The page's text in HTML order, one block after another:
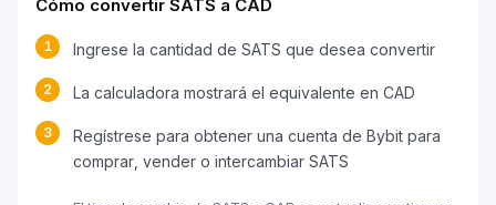
Cómo convertir SATS a CAD
1 Ingrese la cantidad de SATS que desea convertir
2 La calculadora mostrará el equivalente en CAD
3
Regístrese para obtener una cuenta de Bybit para
comprar, vender o intercambiar SATS